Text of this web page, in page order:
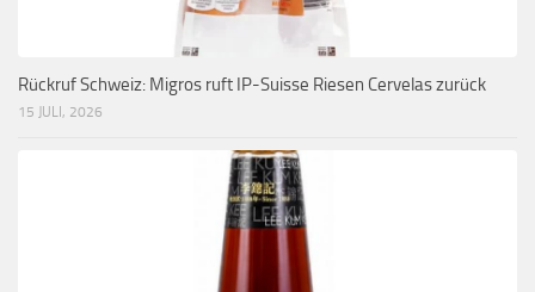
Rückruf Schweiz: Migros ruft IP-Suisse Riesen Cervelas zurück
15 JULI, 2026